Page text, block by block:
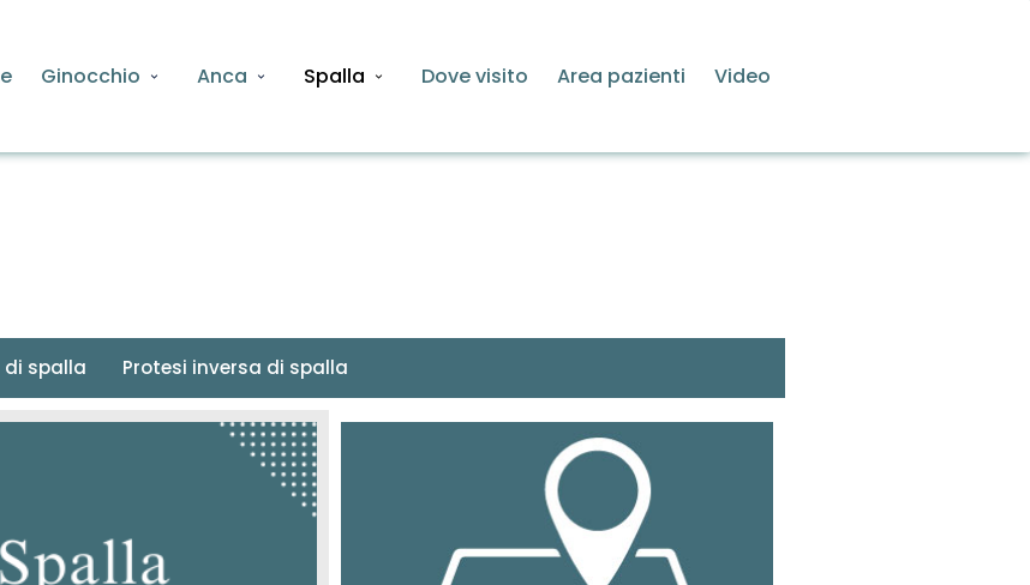
Ginocchio Anca Spalla Dove visito Area pazienti Video
spalla Protesi inversa di spalla